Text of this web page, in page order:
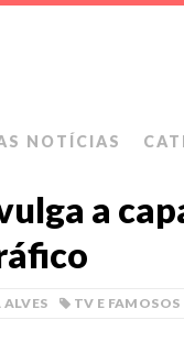
NOTÍCIAS
a
TV E FAMOSOS